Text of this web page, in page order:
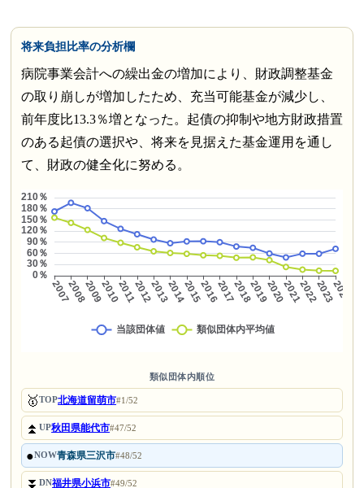
将来負担比率の分析欄
病院事業会計への繰出金の増加により、財政調整基金
の取り崩しが増加したため、充当可能基金が減少し、
前年度比13.3％増となった。起債の抑制や地方財政措置
のある起債の選択や、将来を見据えた基金運用を通し
て、財政の健全化に努める。
類似団体内順位
🥇TOP北海道留萌市#1/52
⏫UP秋田県能代市#47/52
●NOW青森県三沢市#48/52
⏬DN福井県小浜市#49/52